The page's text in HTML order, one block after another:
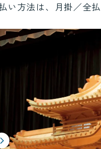
い方法は、月掛／全